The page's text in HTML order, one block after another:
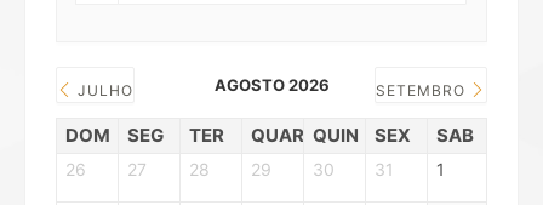
JULHO AGOSTO 2026 SETEMBRO
DOM SEG TER QUAR QUIN SEX SAB
26 27 28 29 30 31 1